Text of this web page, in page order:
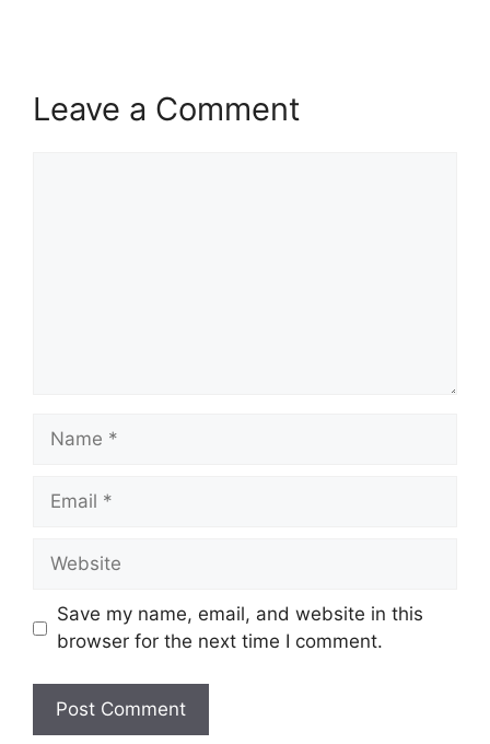
Leave a Comment
Name
Email
Website
Save my name, email, and website in this
browser for the next time I comment.